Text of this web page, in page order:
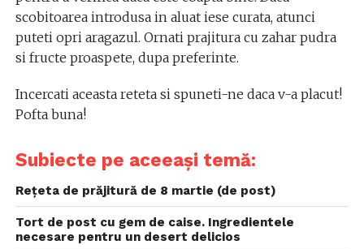
scobitoarea introdusa in aluat iese curata, atunci
puteti opri aragazul. Ornati prajitura cu zahar pudra
si fructe proaspete, dupa preferinte.
Incercati aceasta reteta si spuneti-ne daca v-a placut!
Pofta buna!
Subiecte pe aceeași temă:
Rețeta de prăjitură de 8 martie (de post)
Tort de post cu gem de caise. Ingredientele
necesare pentru un desert delicios